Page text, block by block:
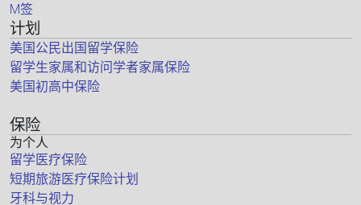
M签
计划
美国公民出国留学保险
留学生家属和访问学者家属保险
美国初高中保险
保险
为个人
留学医疗保险
短期旅游医疗保险计划
牙科与视力